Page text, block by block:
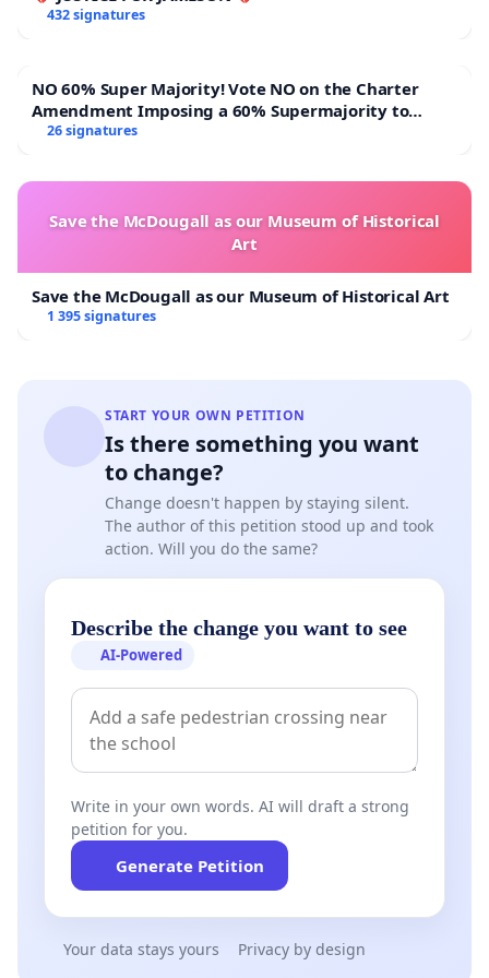
Allekirjoitathan addressin ja osoitat tukesi
Ystävällisin terveisin,
Suvilahden skeittiparkin ja lähialueen tukijat sekä
Instagram:@suvilahtidiy
kulttuurijaosto myönsi kunniamaininnan
Suvilahden DIY skeittiparkille
- HS - Suvilahden skeittiparkin puolustajat
perustivat yhdistyksen.
--------------------
Save the Suvilahti DIY skatepark!
The Suvilahti skatepark is under the threat of
being demolished in the remake of the Suvilahti
area – we must prevent this from happening!
Specialities like Suvilahti DIY skatepark make the
city much more interesting and exciting than a
generic environment. The sense of community,
stories and craftsmanship are worth a lot
432 signatures
NO 60% Super Majority! Vote NO on the Charter
Amendment Imposing a 60% Supermajority to
Overturn Town Meeting Budget Vote
26 signatures
Save the McDougall as our Museum of Historical
Art
Save the McDougall as our Museum of Historical Art
1 395 signatures
START YOUR OWN PETITION
Is there something you want
to change?
Change doesn't happen by staying silent.
The author of this petition stood up and took
action. Will you do the same?
Describe the change you want to see
AI-Powered
Write in your own words. AI will draft a strong
petition for you.
Generate Petition
Your data stays yours Privacy by design